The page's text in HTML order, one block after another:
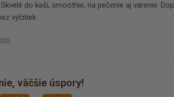
do kaší, smoothie, na pečenie aj varenie.
výčitiek.
väčšie úspory!